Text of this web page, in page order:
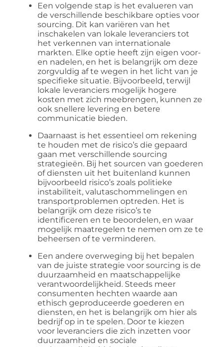
Een volgende stap is het evalueren van
de verschillende beschikbare opties voor
sourcing. Dit kan variëren van het
inschakelen van lokale leveranciers tot
het verkennen van internationale
markten. Elke optie heeft zijn eigen voor-
en nadelen, en het is belangrijk om deze
zorgvuldig af te wegen in het licht van je
specifieke situatie. Bijvoorbeeld, terwijl
lokale leveranciers mogelijk hogere
kosten met zich meebrengen, kunnen ze
ook snellere levering en betere
communicatie bieden.
Daarnaast is het essentieel om rekening
te houden met de risico’s die gepaard
gaan met verschillende sourcing
strategieën. Bij het sourcen van goederen
of diensten uit het buitenland kunnen
bijvoorbeeld risico’s zoals politieke
instabiliteit, valutaschommelingen en
transportproblemen optreden. Het is
belangrijk om deze risico’s te
identificeren en te beoordelen, en waar
mogelijk maatregelen te nemen om ze te
beheersen of te verminderen.
Een andere overweging bij het bepalen
van de juiste strategie voor sourcing is de
duurzaamheid en maatschappelijke
verantwoordelijkheid. Steeds meer
consumenten hechten waarde aan
ethisch geproduceerde goederen en
diensten, en het is belangrijk om hier als
bedrijf op in te spelen. Door te kiezen
voor leveranciers die zich inzetten voor
duurzaamheid en sociale